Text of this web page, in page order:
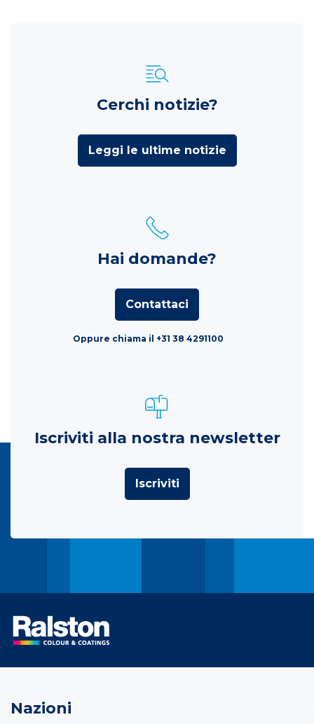
Cerchi notizie?
Leggi le ultime notizie
Hai domande?
Contattaci
Oppure chiama il +31 38 4291100
Iscriviti alla nostra newsletter
Iscriviti
Nazioni